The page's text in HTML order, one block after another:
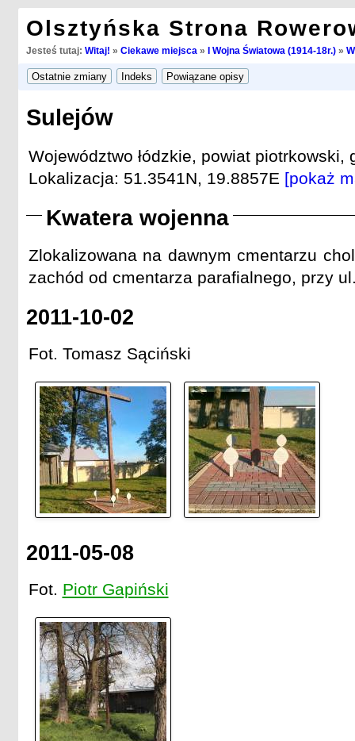
Olsztyńska Strona
Jesteś tutaj: Witaj! » Ciekawe miejsca » I Wojna Światowa (1914-18r.)»
Sulejów
Województwo łódzkie, powiat piotrkowski,
Lokalizacja: 51.3541N, 19.8857E [pokaż
Kwatera wojenna
Zlokalizowana na dawnym cmentarzu
zachód od cmentarza parafialnego, przy
2011-10-02
Fot. Tomasz Sąciński
2011-05-08
Fot. Piotr Gapiński